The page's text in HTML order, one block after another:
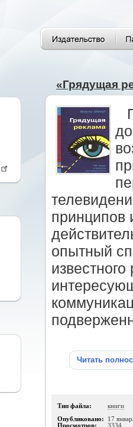
«Грядущая
принципов
опытный
Читать
Тип файла: книги
Опубликовано: 17
Просмотров: 3334